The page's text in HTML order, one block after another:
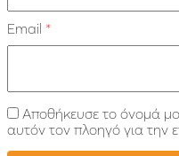
Email *
Αποθήκευσε το όνομά
αυτόν τον πλοηγό για